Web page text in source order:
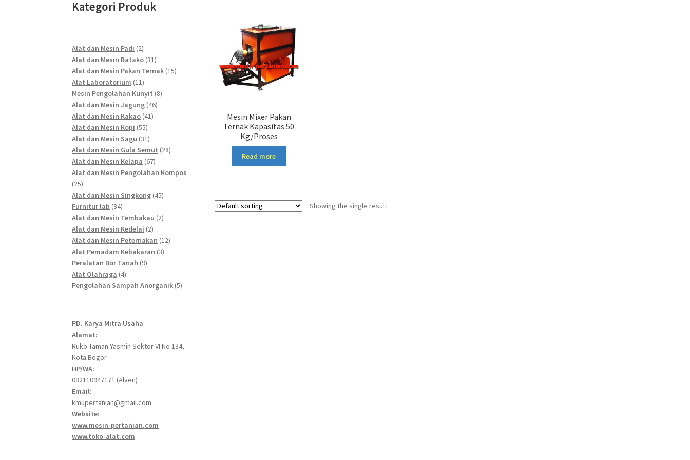
Mesin Mixer Pakan
Ternak Kapasitas 50
Kg/Proses
Read more
Showing the single result
Kategori Produk
Alat dan Mesin Padi 22
products
Alat dan Mesin Batako 3131
products
Alat dan Mesin Pakan Ternak 1515
Alat Laboratorium 1111
products
Mesin Pengolahan Kunyit 88
Alat dan Mesin Jagung 4646
Alat dan Mesin Kakao 4141
Alat dan Mesin Kopi 5555
products
Alat dan Mesin Sagu 3131
products
Alat dan Mesin Gula Semut 2828
Alat dan Mesin Kelapa 6767
products
Alat dan Mesin Pengolahan Kompos
2525
products
Alat dan Mesin Singkong 4545
Furnitur lab 3434
products
Alat dan Mesin Tembakau 22
Alat dan Mesin Kedelai 22
products
Alat dan Mesin Peternakan 1212
Alat Pemadam Kebakaran 33
Peralatan Bor Tanah 99
Alat Olahraga 44
products
Pengolahan Sampah Anorganik 55
PD. Karya Mitra Usaha
Alamat:
Ruko Taman Yasmin Sektor VI No 134,
Kota Bogor
HP/WA:
082110947171 (Alven)
Email:
kmupertanian@gmail.com
Website:
www.mesin-pertanian.com
www.toko-alat.com